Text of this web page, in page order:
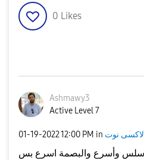
0 Likes
Ashmawy3
Active Level 7
‎01-19-202212:00 PM in نوت
اسلس وأسرع والبصمة اسرع بس